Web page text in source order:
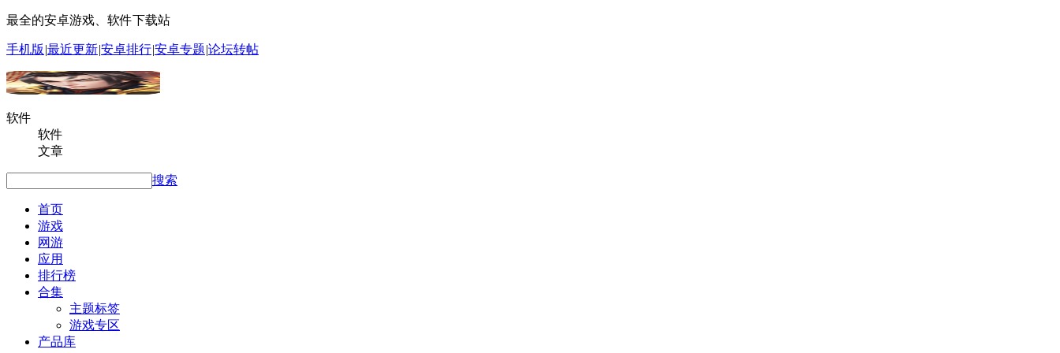
最全的安卓游戏、软件下载站
手机版 |最近更新|安卓排行|安卓专题|论坛转帖
软件
软件
文章
搜索
首页
游戏
网游
应用
排行榜
合集
主题标签
游戏专区
产品库